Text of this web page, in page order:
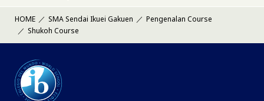
HOME SMA Sendai Ikuei Gakuen
Pengenalan Course
Shukoh Course